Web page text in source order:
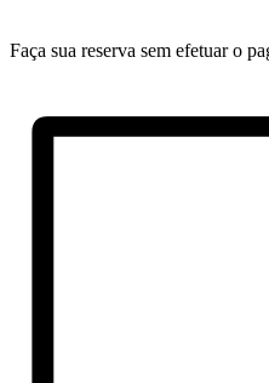
Faça sua reserva sem efetuar o